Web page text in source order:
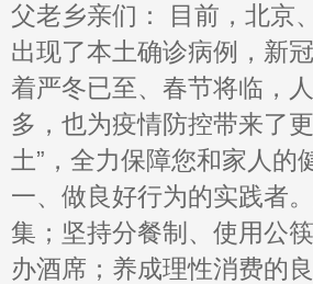
父老乡亲们： 目前，北京
出现了本土确诊病例，新
着严冬已至、春节将临，
多，也为疫情防控带来了
土”，全力保障您和家人
一、做良好行为的实践者
集；坚持分餐制、使用公
办酒席；养成理性消费的